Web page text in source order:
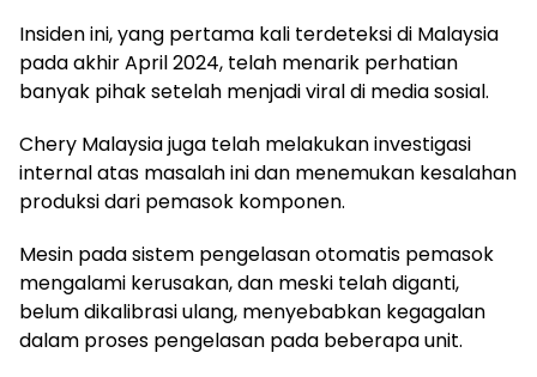
Insiden ini, yang pertama kali terdeteksi di Malaysia
pada akhir April 2024, telah menarik perhatian
banyak pihak setelah menjadi viral di media sosial.
Chery Malaysia juga telah melakukan investigasi
internal atas masalah ini dan menemukan kesalahan
produksi dari pemasok komponen.
Mesin pada sistem pengelasan otomatis pemasok
mengalami kerusakan, dan meski telah diganti,
belum dikalibrasi ulang, menyebabkan kegagalan
dalam proses pengelasan pada beberapa unit.